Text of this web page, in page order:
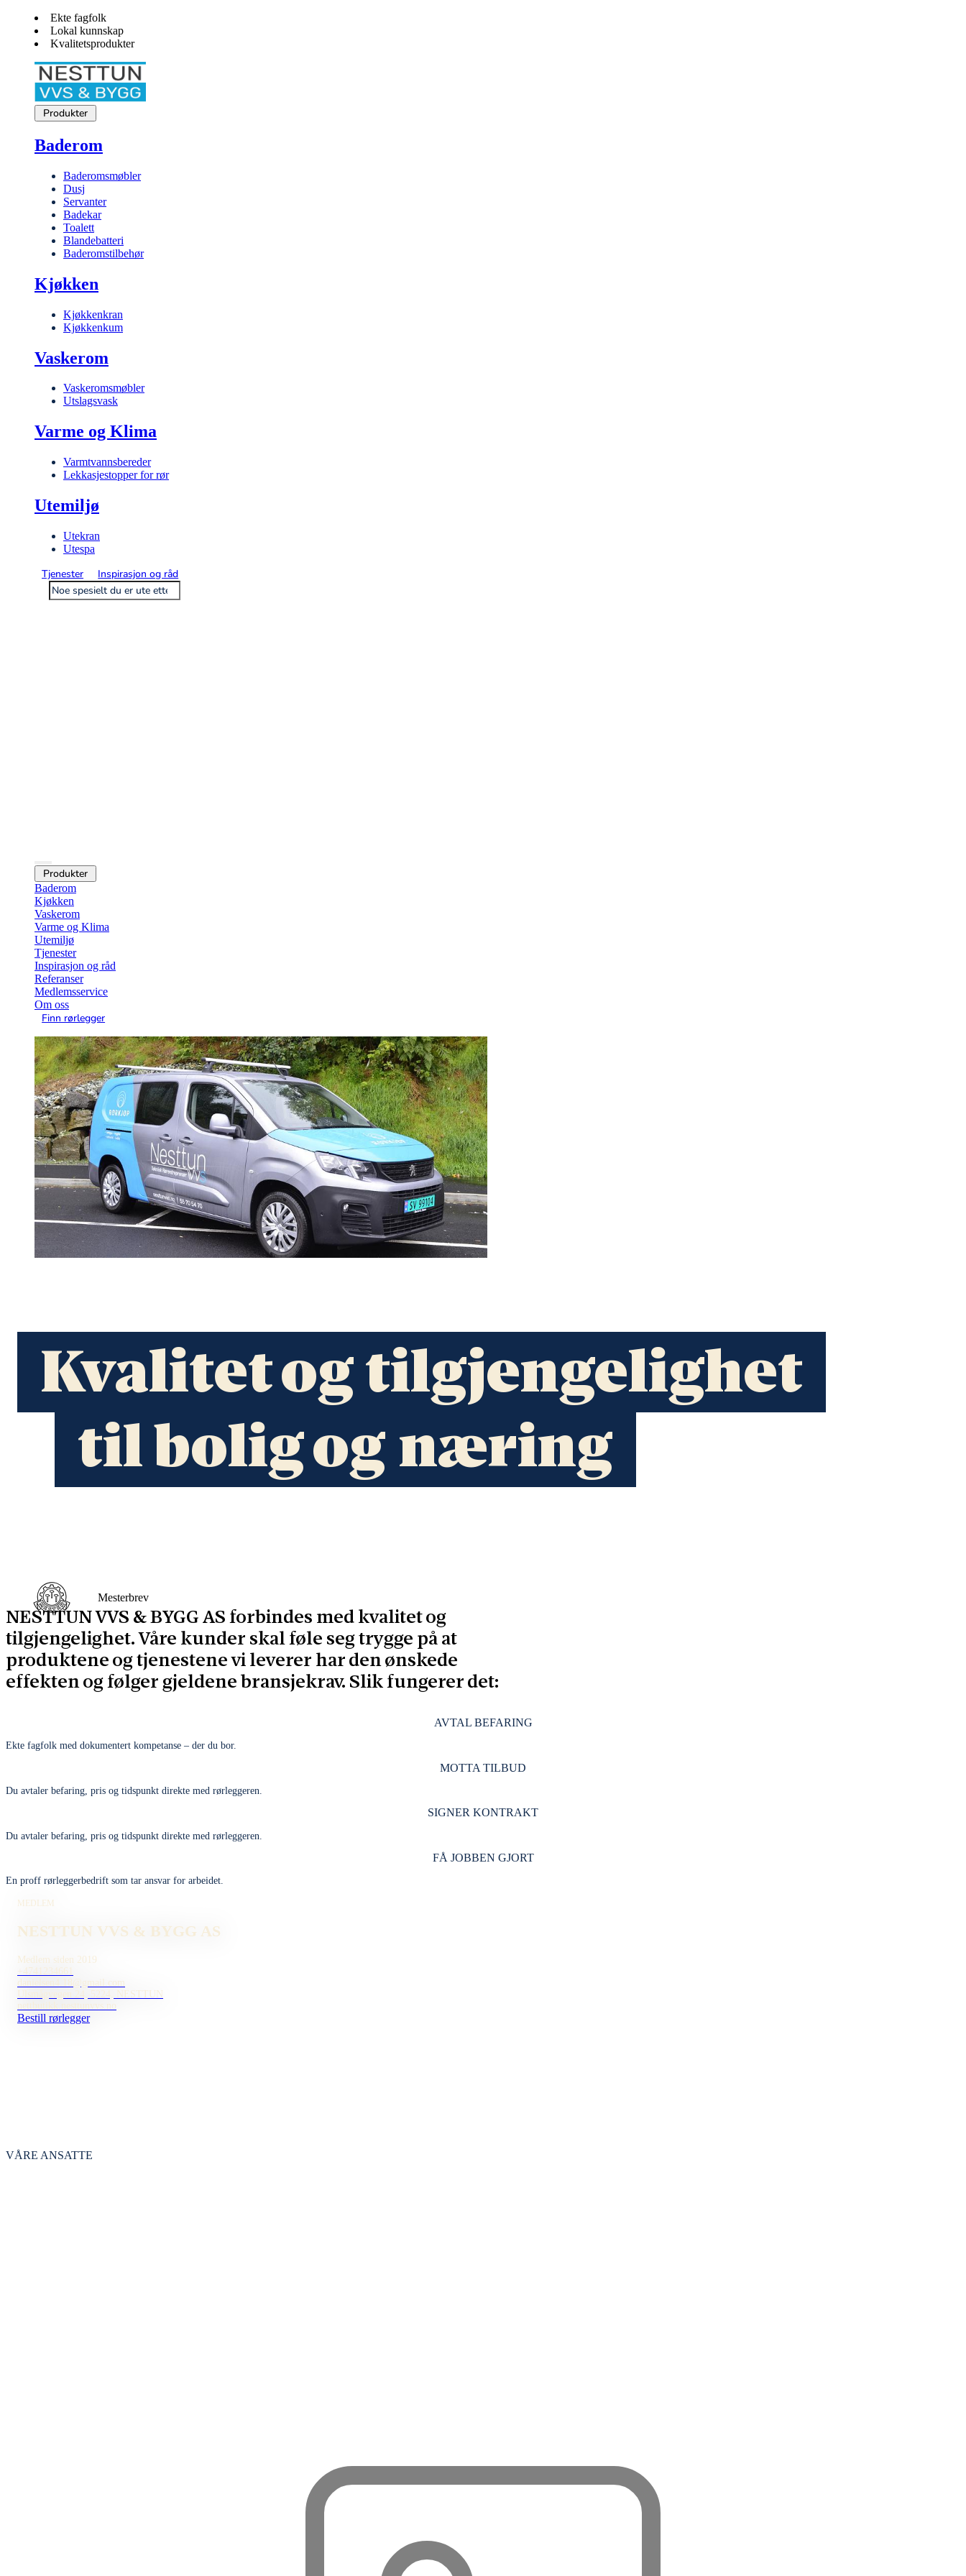
Ekte fagfolk
Lokal kunnskap
Kvalitetsprodukter
Produkter
Baderom
Baderomsmøbler
Dusj
Servanter
Badekar
Toalett
Blandebatteri
Baderomstilbehør
Kjøkken
Kjøkkenkran
Kjøkkenkum
Vaskerom
Vaskeromsmøbler
Utslagsvask
Varme og Klima
Varmtvannsbereder
Lekkasjestopper for rør
Utemiljø
Utekran
Utespa
Tjenester Inspirasjon og råd
Produkter
Baderom
Kjøkken
Vaskerom
Varme og Klima
Utemiljø
Tjenester
Inspirasjon og råd
Referanser
Medlemsservice
Om oss
Finn rørlegger
Kvalitet og tilgjengelighet
til bolig og næring
Mesterbrev
NESTTUN VVS & BYGG AS forbindes med kvalitet og
tilgjengelighet. Våre kunder skal føle seg trygge på at
produktene og tjenestene vi leverer har den ønskede
effekten og følger gjeldene bransjekrav. Slik fungerer det:
AVTAL BEFARING
Ekte fagfolk med dokumentert kompetanse – der du bor.
MOTTA TILBUD
Du avtaler befaring, pris og tidspunkt direkte med rørleggeren.
SIGNER KONTRAKT
Du avtaler befaring, pris og tidspunkt direkte med rørleggeren.
FÅ JOBBEN GJORT
En proff rørleggerbedrift som tar ansvar for arbeidet.
MEDLEM
NESTTUN VVS & BYGG AS
Medlem siden 2019
+4741234661
danielsen4.18@gmail.com
Ulsmågvegen 24, 5224, NESTTUN
nettbutikk.nesttunvvs.no
Bestill rørlegger
VÅRE ANSATTE